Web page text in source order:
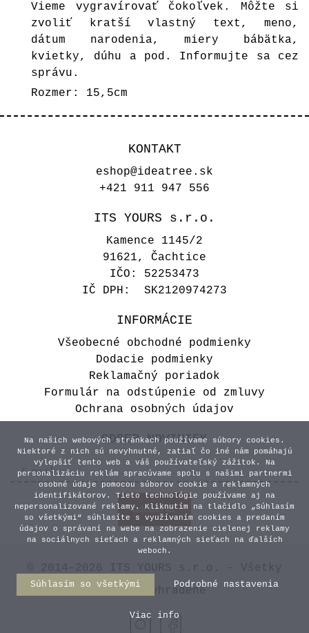
Vieme vygravírovať čokoľvek. Môžte si
zvoliť kratší vlastný text, meno,
dátum narodenia, miery bábätka,
kvietky, dúhu a pod. Informujte sa cez
správu.
Rozmer: 15,5cm
KONTAKT
eshop@ideatree.sk
+421 911 947 556
ITS YOURS s.r.o.
Kamence 1145/2
91621, Čachtice
IČO: 52253473
IČ DPH: SK2120974273
INFORMÁCIE
Všeobecné obchodné podmienky
Dodacie podmienky
Reklamačný poriadok
Formulár na odstúpenie od zmluvy
Ochrana osobných údajov
ODBER NOVINIEK
práva vyhradené
Na našich webových stránkach používame súbory cookies.
Niektoré z nich sú nevyhnutné, zatiaľ čo iné nám pomáhajú
vylepšiť tento web a váš používateľský zážitok. Na
personalizáciu reklám spracúvame spolu s našimi partnermi
osobné údaje pomocou súborov cookie a reklamných
identifikátorov. Tieto technológie používame aj na
nepersonalizované reklamy. Kliknutím na tlačidlo „Súhlasím
so všetkými“ súhlasíte s využívaním cookies a predaním
údajov o správaní na webe na zobrazenie cielenej reklamy
na sociálnych sieťach a reklamných sieťach na ďalších
weboch.
Súhlasím so všetkými Podrobné nastavenia
Viac info